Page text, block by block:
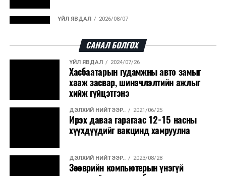
Ийнхүү лаг хатаах, шатаах технологийг лагийн
үйлдвэрлэх, нөөцийг дахин ашиглах чиглэлээр олон
улсад өргөн ашиглаж байна.
ҮЙЛ ЯВДАЛ 2026/08/07
ДЭЛХИЙ НИЙТЭЭР..
“Уралдронзавод” компанийн ерөнхий
захирлын автомашиныг дэлбэлжээ...
ҮЙЛ ЯВДАЛ
Сүхбаатар боомтоор тав хоногт 10 мянга гаруй
тонн АИ-92 автобензин и...
ДЭЛХИЙ НИЙТЭЭР..
Вашингтон мужийн ой хээрийн түймрийг
САНАЛ БОЛГОХ
ҮЙЛ ЯВДАЛ 2024/07/26
Хасбаатарын гудамжны авто замыг
хааж засвар, шинэчлэлтийн ажлыг
хийж гүйцэтгэнэ
ДЭЛХИЙ НИЙТЭЭР.. 2021/06/25
Ирэх даваа гарагаас 12-15 насны
хүүхдүүдийг вакцинд хамруулна
ДЭЛХИЙ НИЙТЭЭР.. 2023/08/28
Зөөврийн компьютерын үнэгүй